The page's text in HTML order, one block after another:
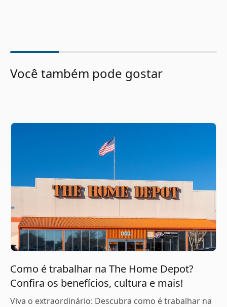
Você também pode gostar
Como é trabalhar na The Home Depot?
Confira os benefícios, cultura e mais!
Viva o extraordinário: Descubra como é trabalhar na